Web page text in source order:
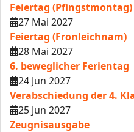
Feiertag (Pfingstmontag)
27 Mai 2027
Feiertag (Fronleichnam)
28 Mai 2027
6. beweglicher Ferientag
24 Jun 2027
Verabschiedung der 4.
25 Jun 2027
Zeugnisausgabe